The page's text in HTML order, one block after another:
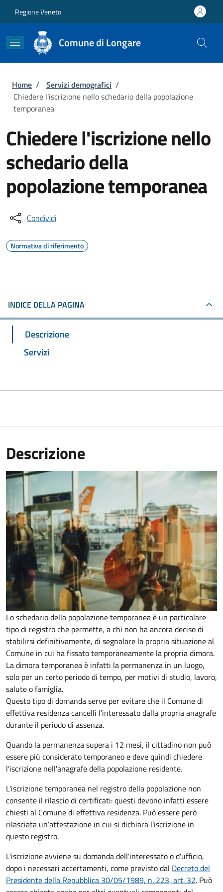
Regione Veneto
Comune di Longare
Briciole di pane
Home / Servizi demografici /
Chiedere l'iscrizione nello schedario della popolazione
temporanea
Chiedere l'iscrizione nello
schedario della
popolazione temporanea
Condividi
Normativa di riferimento
INDICE DELLA PAGINA
Descrizione
Servizi
Descrizione
Lo schedario della popolazione temporanea è un particolare
tipo di registro che permette, a chi non ha ancora deciso di
stabilirsi definitivamente, di segnalare la propria situazione al
Comune in cui ha fissato temporaneamente la propria dimora.
La dimora temporanea è infatti la permanenza in un luogo,
solo per un certo periodo di tempo, per motivi di studio, lavoro,
salute o famiglia.
Questo tipo di domanda serve per evitare che il Comune di
effettiva residenza cancelli l'interessato dalla propria anagrafe
durante il periodo di assenza.
Quando la permanenza supera i 12 mesi, il cittadino non può
essere più considerato temporaneo e deve quindi chiedere
l'iscrizione nell'anagrafe della popolazione residente.
L'iscrizione temporanea nel registro della popolazione non
consente il rilascio di certificati: questi devono infatti essere
chiesti al Comune di effettiva residenza. Può essere però
rilasciata un’attestazione in cui si dichiara l’iscrizione in
questo registro.
L'iscrizione avviene su domanda dell'interessato o d'ufficio,
dopo i necessari accertamenti, come previsto dal Decreto del
Presidente della Repubblica 30/05/1989, n. 223, art. 32. Può